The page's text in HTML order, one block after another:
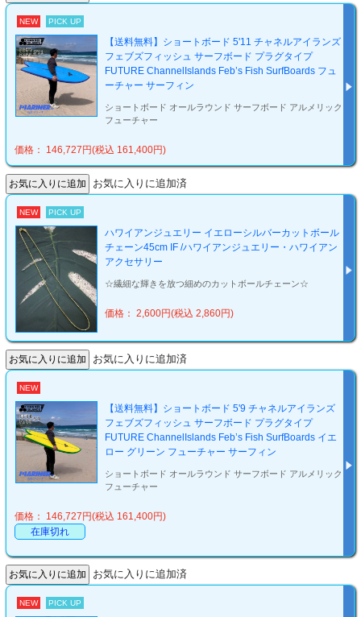
NEW PICK UP
【送料無料】ショートボード 5'11 チャネルアイランズ
フェブズフィッシュ サーフボード プラグタイプ
FUTURE ChannelIslands Feb’s Fish SurfBoards フュ
ーチャー サーフィン
ショートボード オールラウンド サーフボード アルメリック
フューチャー
価格： 146,727円(税込 161,400円)
お気に入りに追加済
NEW PICK UP
ハワイアンジュエリー イエローシルバーカットボール
チェーン45cm IF /ハワイアンジュエリー・ハワイアン
アクセサリー
☆繊細な輝きを放つ細めのカットボールチェーン☆
価格： 2,600円(税込 2,860円)
お気に入りに追加済
NEW
【送料無料】ショートボード 5'9 チャネルアイランズ
フェブズフィッシュ サーフボード プラグタイプ
FUTURE ChannelIslands Feb’s Fish SurfBoards イエ
ロー グリーン フューチャー サーフィン
ショートボード オールラウンド サーフボード アルメリック
フューチャー
価格： 146,727円(税込 161,400円)
在庫切れ
お気に入りに追加済
NEW PICK UP